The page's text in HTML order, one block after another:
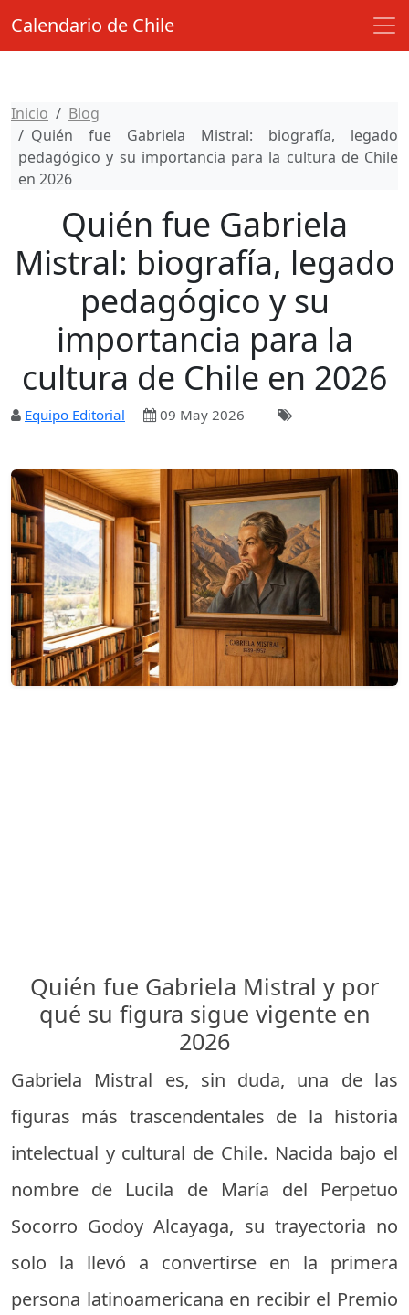
Calendario de Chile
Inicio
Blog
Quién fue Gabriela Mistral: biografía, legado
pedagógico y su importancia para la cultura de Chile
en 2026
Quién fue Gabriela
Mistral: biografía, legado
pedagógico y su
importancia para la
cultura de Chile en 2026
Equipo Editorial 09 May 2026
Quién fue Gabriela Mistral y por
qué su figura sigue vigente en
2026
Gabriela Mistral es, sin duda, una de las
figuras más trascendentales de la historia
intelectual y cultural de Chile. Nacida bajo el
nombre de Lucila de María del Perpetuo
Socorro Godoy Alcayaga, su trayectoria no
solo la llevó a convertirse en la primera
persona latinoamericana en recibir el Premio